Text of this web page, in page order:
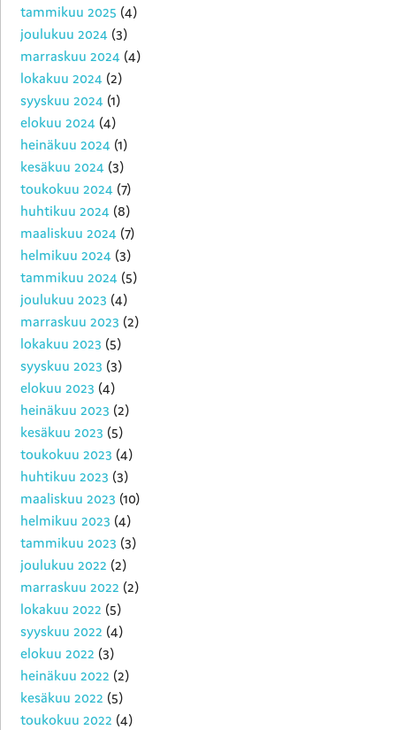
tammikuu 2025 (4)
joulukuu 2024 (3)
marraskuu 2024 (4)
lokakuu 2024 (2)
syyskuu 2024 (1)
elokuu 2024 (4)
heinäkuu 2024 (1)
kesäkuu 2024 (3)
toukokuu 2024 (7)
huhtikuu 2024 (8)
maaliskuu 2024 (7)
helmikuu 2024 (3)
tammikuu 2024 (5)
joulukuu 2023 (4)
marraskuu 2023 (2)
lokakuu 2023 (5)
syyskuu 2023 (3)
elokuu 2023 (4)
heinäkuu 2023 (2)
kesäkuu 2023 (5)
toukokuu 2023 (4)
huhtikuu 2023 (3)
maaliskuu 2023 (10)
helmikuu 2023 (4)
tammikuu 2023 (3)
joulukuu 2022 (2)
marraskuu 2022 (2)
lokakuu 2022 (5)
syyskuu 2022 (4)
elokuu 2022 (3)
heinäkuu 2022 (2)
kesäkuu 2022 (5)
toukokuu 2022 (4)